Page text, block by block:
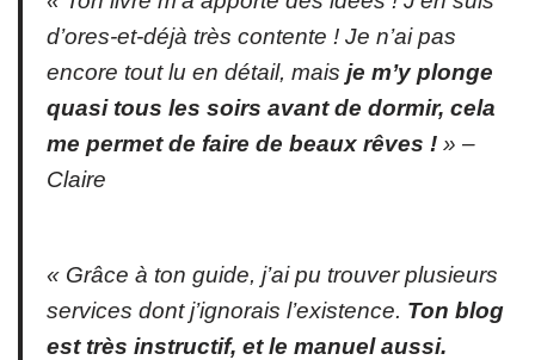
d’ores-et-déjà très contente ! Je n’ai pas
encore tout lu en détail, mais je m’y plonge
quasi tous les soirs avant de dormir, cela
me permet de faire de beaux rêves ! » –
Claire
« Grâce à ton guide, j’ai pu trouver plusieurs
services dont j’ignorais l’existence. Ton blog
est très instructif, et le manuel aussi.